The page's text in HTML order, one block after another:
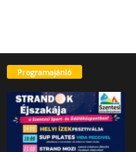
Programajánló